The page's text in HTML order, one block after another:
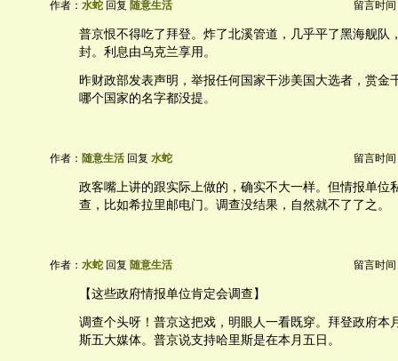
作者： 水蛇 回复 随意生活 留言时间
普京恨不得吃了拜登。炸了北溪管道，几乎平了黑海舰队
封。利息由乌克兰享用。
昨财政部发表声明，举报任何国家干涉美国大选者，赏金
哪个国家的名字都没提。
作者： 随意生活 回复 水蛇 留言时间
政客嘴上讲的跟实际上做的，确实不大一样。但情报单位
查，比如希拉里邮电门。调查没结果，自然就不了了之。
作者： 水蛇 回复 随意生活 留言时间
【这些政府情报单位肯定会调查】
调查个头呀！普京这把戏，明眼人一看既穿。拜登政府本
斯五大媒体。普京说支持哈里斯是在本月五日。